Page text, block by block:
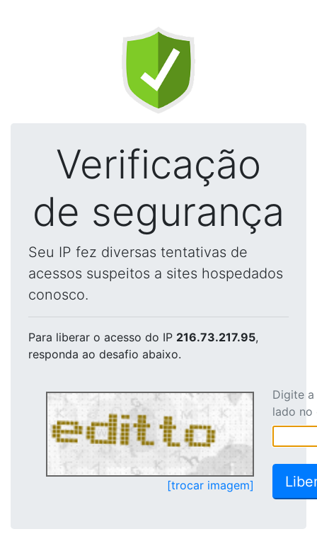
Verificação
de segurança
Seu IP fez diversas tentativas de
acessos suspeitos a sites hospedados
conosco.
Para liberar o acesso do IP 216.73.217.95,
responda ao desafio abaixo.
[trocar imagem]
Digite
lado no